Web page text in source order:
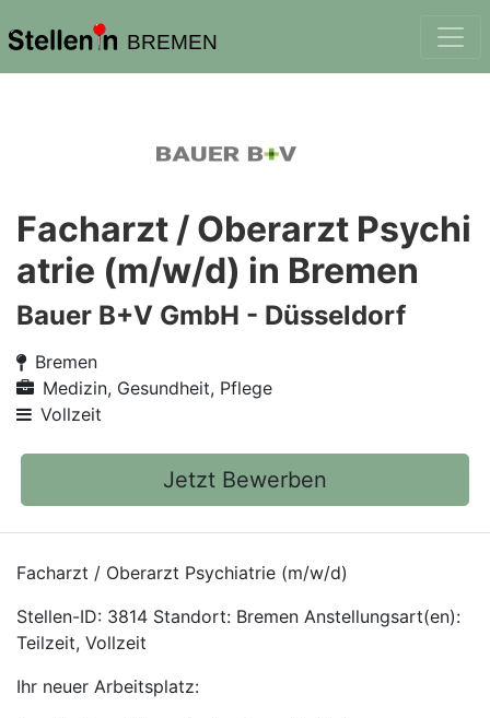
BREMEN
Facharzt / Oberarzt Psychi
atrie (m/w/d) in Bremen
Bauer B+V GmbH - Düsseldorf
Bremen
Medizin, Gesundheit, Pflege
Vollzeit
Jetzt Bewerben
Facharzt / Oberarzt Psychiatrie (m/w/d)
Stellen-ID: 3814 Standort: Bremen Anstellungsart(en):
Teilzeit, Vollzeit
Ihr neuer Arbeitsplatz: